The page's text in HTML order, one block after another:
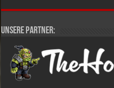
Unsere Partner: